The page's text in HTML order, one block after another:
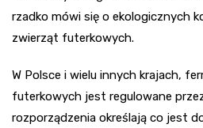
rzadko mówi się o ekologicznych
zwierząt futerkowych.
W Polsce i wielu innych krajach,
futerkowych jest regulowane
rozporządzenia określają co jest